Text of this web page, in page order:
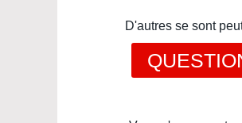
D'autres se sont